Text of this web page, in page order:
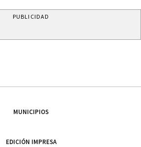
PUBLICIDAD
MUNICIPIOS
EDICIÓN IMPRESA